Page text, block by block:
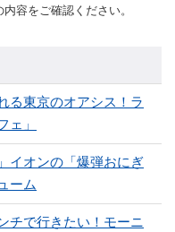
容をご確認ください。
る東京のオアシス！ラ
」
イオンの「爆弾おにぎ
ーム
チで行きたい！モーニ